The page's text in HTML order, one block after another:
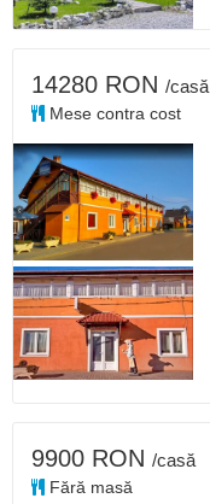
14280 RON /casă
Mese contra cost
9900 RON /casă
Fără masă